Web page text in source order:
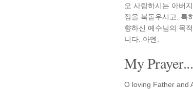
오 사랑하시는 아버
정을 북돋우시고, 특
향하신 예수님의 목
니다. 아멘.
My Prayer...
O loving Father and